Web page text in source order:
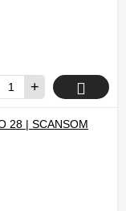
+
28 | SCANSOM